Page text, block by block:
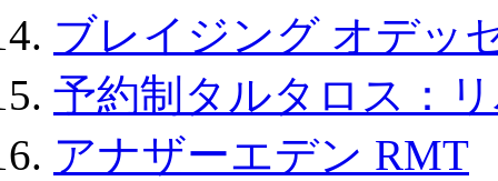
ブレイジング オデッ
予約制タルタロス：
アナザーエデン RMT